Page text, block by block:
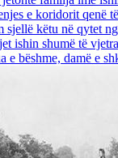
e koridorit qenë
këtu në qytet
ishin shumë të
e bëshme, damë e